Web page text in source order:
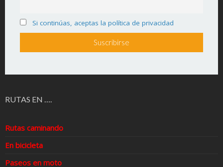
Si continúas, aceptas la política de privacidad
RUTAS EN ….
Rutas caminando
En bicicleta
Paseos en moto